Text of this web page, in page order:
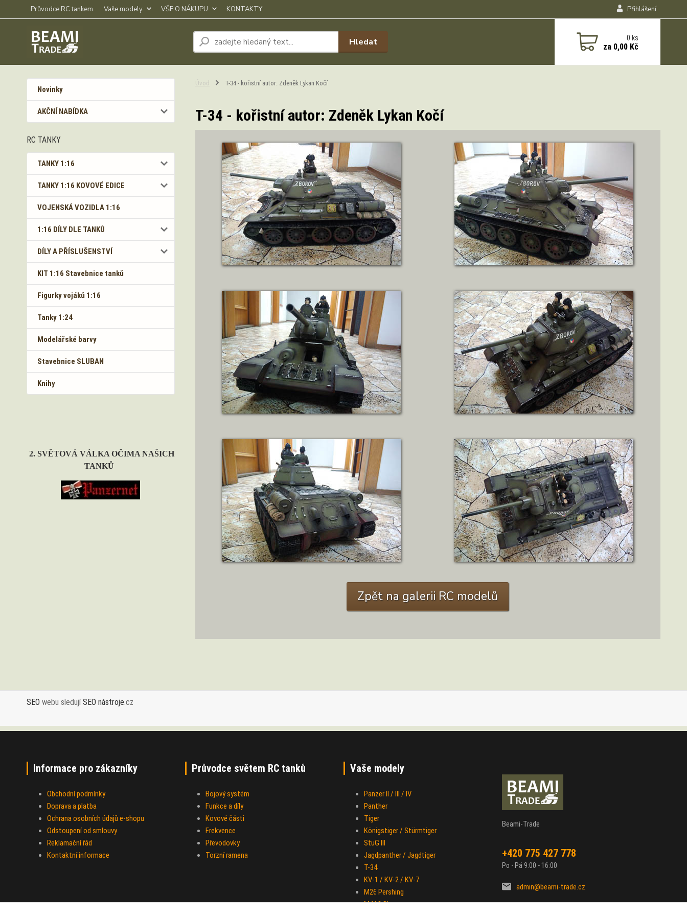
Průvodce RC tankem Vaše modely VŠE O NÁKUPU KONTAKTY Přihlášení
Hledat 0ks
za 0,00 Kč
Novinky
AKČNÍ NABÍDKA
RC TANKY
TANKY 1:16
TANKY 1:16 KOVOVÉ EDICE
VOJENSKÁ VOZIDLA 1:16
1:16 DÍLY DLE TANKŮ
DÍLY A PŘÍSLUŠENSTVÍ
KIT 1:16 Stavebnice tanků
Figurky vojáků 1:16
Tanky 1:24
Modelářské barvy
Stavebnice SLUBAN
Knihy
2. SVĚTOVÁ VÁLKA OČIMA NAŠICH
TANKŮ
Úvod T-34 - kořistní autor: Zdeněk Lykan Kočí
T-34 - kořistní autor: Zdeněk Lykan Kočí
ZOBRAZIT DETAIL ZOBRAZIT DETAIL
ZOBRAZIT DETAIL ZOBRAZIT DETAIL
ZOBRAZIT DETAIL ZOBRAZIT DETAIL
Zpět na galerii RC modelů
SEO webu sledujíSEO nástroje.cz
Informace pro zákazníky
Obchodní podmínky
Doprava a platba
Ochrana osobních údajů e-shopu
Odstoupení od smlouvy
Reklamační řád
Kontaktní informace
Průvodce světem RC tanků
Bojový systém
Funkce a díly
Kovové části
Frekvence
Převodovky
Torzní ramena
Vaše modely
Panzer II / III / IV
Panther
Tiger
Königstiger / Stürmtiger
StuG III
Jagdpanther / Jagdtiger
T-34
KV-1 / KV-2 / KV-7
M26 Pershing
M4A3 Sherman
Beami-Trade
+420 775 427 778
Po - Pá 9:00 - 16:00
admin@beami-trade.cz